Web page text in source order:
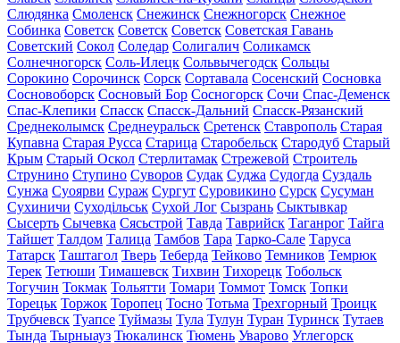
Слюдянка Смоленск Снежинск Снежногорск Снежное
Собинка Советск Советск Советск Советская Гавань
Советский Сокол Соледар Солигалич Соликамск
Солнечногорск Соль-Илецк Сольвычегодск Сольцы
Сорокино Сорочинск Сорск Сортавала Сосенский Сосновка
Сосновоборск Сосновый Бор Сосногорск Сочи Спас-Деменск
Спас-Клепики Спасск Спасск-Дальний Спасск-Рязанский
Среднеколымск Среднеуральск Сретенск Ставрополь Старая
Купавна Старая Русса Старица Старобельск Стародуб Старый
Крым Старый Оскол Стерлитамак Стрежевой Строитель
Струнино Ступино Суворов Судак Суджа Судогда Суздаль
Сунжа Суоярви Сураж Сургут Суровикино Сурск Сусуман
Сухиничи Суходільськ Сухой Лог Сызрань Сыктывкар
Сысерть Сычевка Сясьстрой Тавда Таврийск Таганрог Тайга
Тайшет Талдом Талица Тамбов Тара Тарко-Сале Таруса
Татарск Таштагол Тверь Теберда Тейково Темников Темрюк
Терек Тетюши Тимашевск Тихвин Тихорецк Тобольск
Тогучин Токмак Тольятти Томари Томмот Томск Топки
Торецьк Торжок Торопец Тосно Тотьма Трехгорный Троицк
Трубчевск Туапсе Туймазы Тула Тулун Туран Туринск Тутаев
Тында Тырныауз Тюкалинск Тюмень Уварово Углегорск